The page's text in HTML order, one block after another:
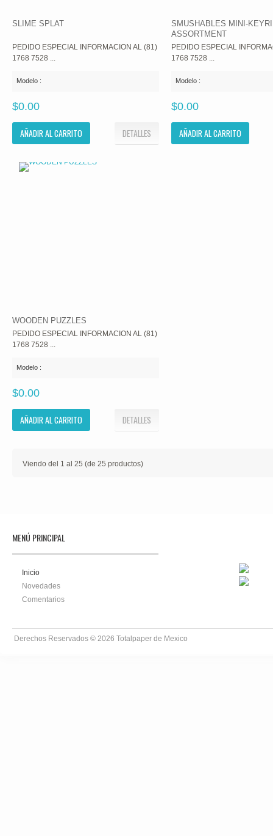
SLIME SPLAT
PEDIDO ESPECIAL INFORMACION AL (81)
1768 7528 ...
Modelo :
$0.00
DETALLES
AÑADIR AL CARRITO
SMUSHABLES MINI-
ASSORTMENT
PEDIDO ESPECIAL
1768 7528 ...
Modelo :
$0.00
AÑADIR AL CARRITO
WOODEN PUZZLES
PEDIDO ESPECIAL INFORMACION AL (81)
1768 7528 ...
Modelo :
$0.00
DETALLES
AÑADIR AL CARRITO
Viendo del 1 al 25 (de 25 productos)
MENÚ PRINCIPAL
Inicio
Novedades
Comentarios
Derechos Reservados © 2026 Totalpaper de Mexico